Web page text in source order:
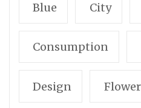
Blue City
Consumption
Design Flower